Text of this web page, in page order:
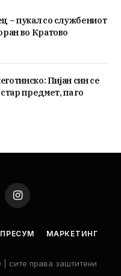
– пукал со службениот
во Кратово
Пијан син се
предмет, па го
Instagram
МАРКЕТИНГ
сите права заштитени